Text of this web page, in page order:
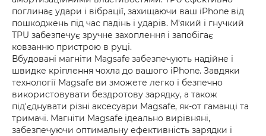
поглинає удари і вібрації, захищаючи ваш iPhone від
пошкоджень під час падінь і ударів. М'який і гнучкий
TPU забезпечує зручне захоплення і запобігає
ковзанню пристрою в руці.
Вбудовані магніти Magsafe забезпечують надійне і
швидке кріплення чохла до вашого iPhone. Завдяки
технології Magsafe ви зможете легко і безпечно
використовувати бездротову зарядку, а також
під'єднувати різні аксесуари Magsafe, як-от гаманці та
тримачі. Магніти Magsafe ідеально вирівняні,
забезпечуючи оптимальну ефективність зарядки і